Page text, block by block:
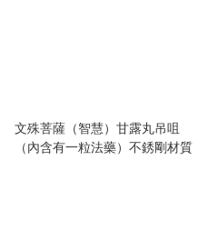
文殊菩薩（智慧）甘露丸吊咀
（內含有一粒法藥）不銹剛材質